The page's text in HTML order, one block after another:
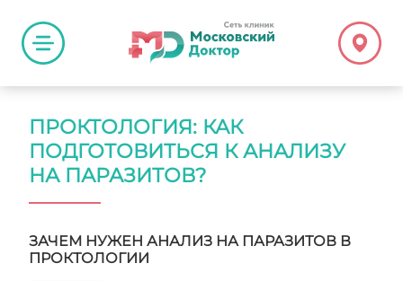
ПРОКТОЛОГИЯ: КАК
ПОДГОТОВИТЬСЯ К АНАЛИЗУ
НА ПАРАЗИТОВ?
ЗАЧЕМ НУЖЕН АНАЛИЗ НА ПАРАЗИТОВ В
ПРОКТОЛОГИИ